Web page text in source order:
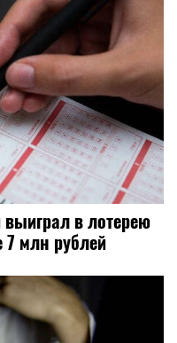
в лотерею
7 млн рублей